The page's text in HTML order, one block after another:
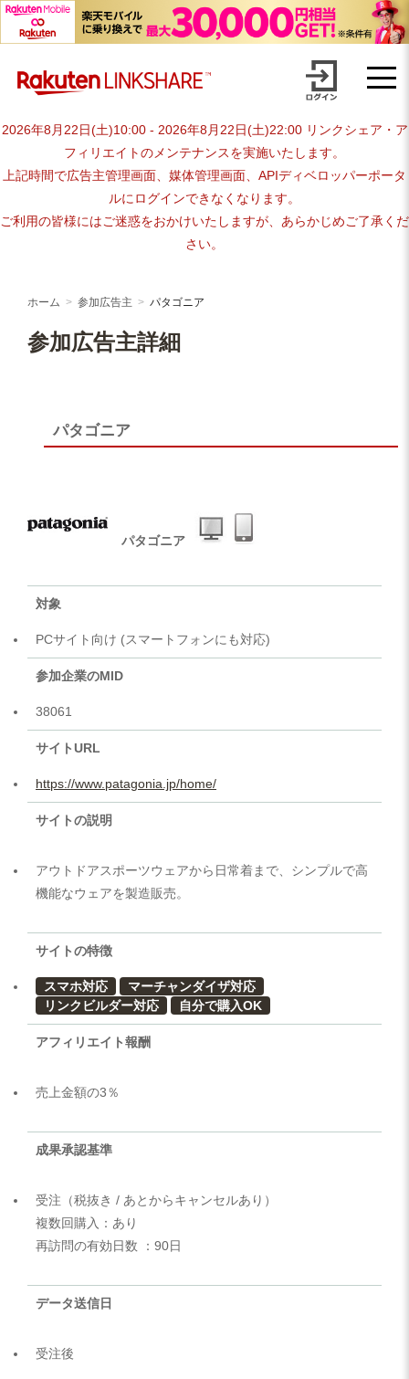
advertiser-html
2026年8月22日(土)10:00 - 2026年8月22日(土)22:00 リンクシェア・ア
フィリエイトのメンテナンスを実施いたします。
上記時間で広告主管理画面、媒体管理画面、APIディベロッパーポータ
ルにログインできなくなります。
ご利用の皆様にはご迷惑をおかけいたしますが、あらかじめご了承くだ
さい。
ホーム 参加広告主 パタゴニア
参加広告主詳細
パタゴニア
パタゴニア
対象
PCサイト向け (スマートフォンにも対応)
参加企業のMID
38061
サイトURL
https://www.patagonia.jp/home/
サイトの説明
アウトドアスポーツウェアから日常着まで、シンプルで高
機能なウェアを製造販売。
サイトの特徴
スマホ対応
マーチャンダイザ対応
リンクビルダー対応
自分で購入OK
アフィリエイト報酬
売上金額の3％
成果承認基準
受注（税抜き / あとからキャンセルあり）
複数回購入：あり
再訪問の有効日数 ：90日
データ送信日
受注後